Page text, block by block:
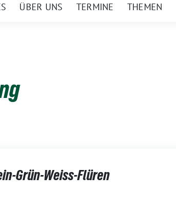
ÜBER UNS TERMINE THEMEN
Grün-Weiss-Flüren